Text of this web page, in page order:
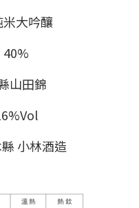
大吟釀
40%
山田錦
小林酒造